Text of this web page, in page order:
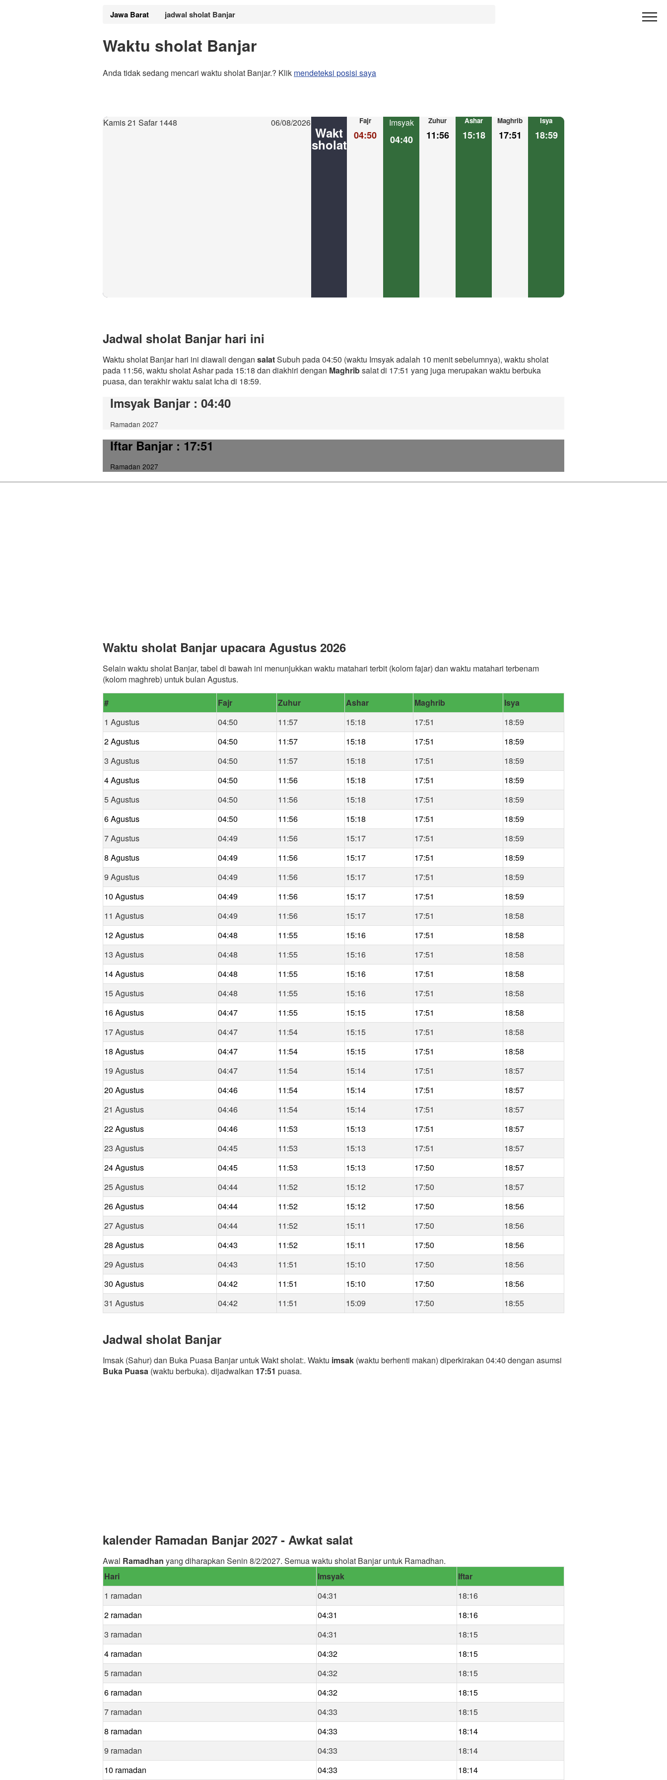
Jawa Barat jadwal sholat Banjar
Waktu sholat Banjar
Anda tidak sedang mencari waktu sholat Banjar.? Klik mendeteksi posisi saya
Kamis 21 Safar 1448 06/08/2026
Wakt
sholat
Fajr
04:50
Imsyak
04:40
Zuhur
11:56
Ashar
15:18
Maghrib
17:51
Isya
18:59
Jadwal sholat Banjar hari ini
Waktu sholat Banjar hari ini diawali dengan salatSubuh pada 04:50 (waktu Imsyak adalah 10 menit sebelumnya), waktu sholat
pada 11:56, waktu sholat Ashar pada 15:18 dan diakhiri dengan Maghribsalat di 17:51 yang juga merupakan waktu berbuka
puasa, dan terakhir waktu salat Icha di 18:59.
Imsyak Banjar : 04:40
Ramadan 2027
Iftar Banjar: 17:51
Ramadan 2027
Waktu sholat Banjar upacara Agustus 2026
Selain waktu sholat Banjar, tabel di bawah ini menunjukkan waktu matahari terbit (kolom fajar) dan waktu matahari terbenam
(kolom maghreb) untuk bulan Agustus.
# Fajr Zuhur Ashar Maghrib
Isya
1 Agustus
04:50 11:57 15:18 17:51
18:59
2 Agustus
04:50 11:57 15:18 17:51
18:59
3 Agustus
04:50 11:57 15:18 17:51
18:59
4 Agustus
04:50 11:56 15:18 17:51
18:59
5 Agustus
04:50 11:56 15:18 17:51
18:59
6 Agustus
04:50 11:56 15:18 17:51
18:59
7 Agustus
04:49 11:56 15:17 17:51
18:59
8 Agustus
04:49 11:56 15:17 17:51
18:59
9 Agustus
04:49 11:56 15:17 17:51
18:59
10 Agustus
04:49 11:56 15:17 17:51
18:59
11 Agustus
04:49 11:56 15:17 17:51
18:58
12 Agustus
04:48 11:55 15:16 17:51
18:58
13 Agustus
04:48 11:55 15:16 17:51
18:58
14 Agustus
04:48 11:55 15:16 17:51
18:58
15 Agustus
04:48 11:55 15:16 17:51
18:58
16 Agustus
04:47 11:55 15:15 17:51
18:58
17 Agustus
04:47 11:54 15:15 17:51
18:58
18 Agustus
04:47 11:54 15:15 17:51
18:58
19 Agustus
04:47 11:54 15:14 17:51
18:57
20 Agustus
04:46 11:54 15:14 17:51
18:57
21 Agustus
04:46 11:54 15:14 17:51
18:57
22 Agustus
04:46 11:53 15:13 17:51
18:57
23 Agustus
04:45 11:53 15:13 17:51
18:57
24 Agustus
04:45 11:53 15:13 17:50
18:57
25 Agustus
04:44 11:52 15:12 17:50
18:57
26 Agustus
04:44 11:52 15:12 17:50
18:56
27 Agustus
04:44 11:52 15:11 17:50
18:56
28 Agustus
04:43 11:52 15:11 17:50
18:56
29 Agustus
04:43 11:51 15:10 17:50
18:56
30 Agustus
04:42 11:51 15:10 17:50
18:56
31 Agustus
04:42 11:51 15:09 17:50 18:55
Jadwal sholat Banjar
Imsak (Sahur) dan Buka Puasa Banjar untuk Wakt sholat:. Waktu imsak (waktu berhenti makan) diperkirakan 04:40 dengan asumsi
Buka Puasa (waktu berbuka). dijadwalkan 17:51 puasa.
kalender Ramadan Banjar 2027 - Awkat salat
Awal Ramadhan yang diharapkan Senin 8/2/2027. Semua waktu sholat Banjar untuk Ramadhan.
Hari
Imsyak
Iftar
1 ramadan
04:31
18:16
2 ramadan
04:31
18:16
3 ramadan
04:31
18:15
4 ramadan
04:32
18:15
5 ramadan
04:32
18:15
6 ramadan
04:32
18:15
7 ramadan
04:33
18:15
8 ramadan
04:33
18:14
9 ramadan
04:33
18:14
10 ramadan
04:33 18:14